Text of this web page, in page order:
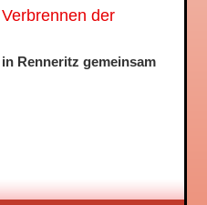
der
Renneritz gemeinsam